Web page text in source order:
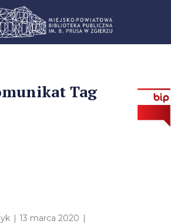
Tag
13 marca 2020